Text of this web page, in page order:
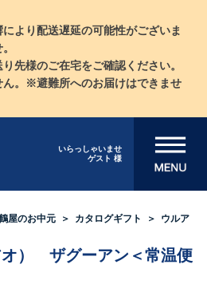
により配送遅延の可能性がございま
先様のご在宅をご確認ください。
。※避難所へのお届けはできませ
いらっしゃいませ
ゲスト 様
メニューを開
屋のお中元 カタログギフト
ウルア
オ） ザグーアン＜常温便